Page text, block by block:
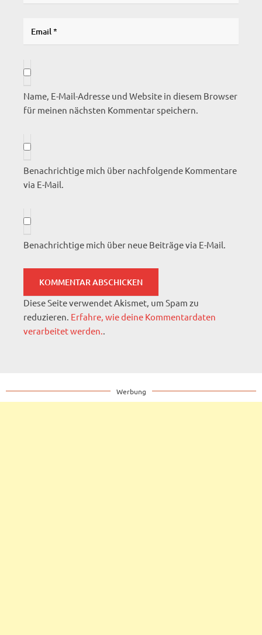
Name, E-Mail-Adresse und Website in diesem Browser
für meinen nächsten Kommentar speichern.
Benachrichtige mich über nachfolgende Kommentare
via E-Mail.
Benachrichtige mich über neue Beiträge via E-Mail.
Diese Seite verwendet Akismet, um Spam zu
reduzieren. Erfahre, wie deine Kommentardaten
verarbeitet werden..
Werbung